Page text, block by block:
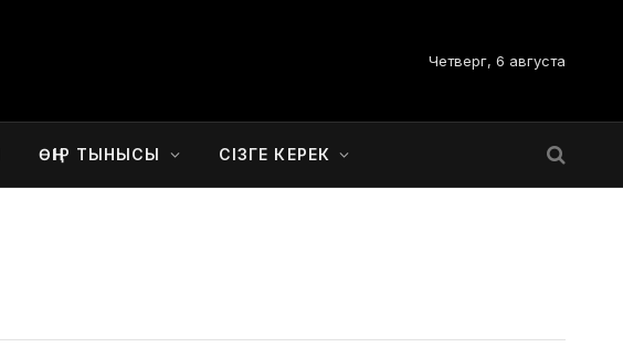
Четверг, 6 августа
ӨҢІР ТЫНЫСЫ СІЗГЕ КЕРЕК